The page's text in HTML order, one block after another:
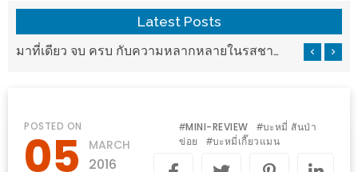
อ้วน
ความ
ปัน
นาฯ
เชียงใหม่
เล่น
กัน
Latest Posts
มาที่เดียว จบ ครบ กับความหลากหลายในรสชาติที่นำมาจากทั่วเมืองจีนที่ HAN The Chinese Cuisine
POSTED ON
05 MARCH
2016
#MINI-REVIEW #บะหมี่ สันป่า
ข่อย
#บะหมี่เกี๊ยวแมน